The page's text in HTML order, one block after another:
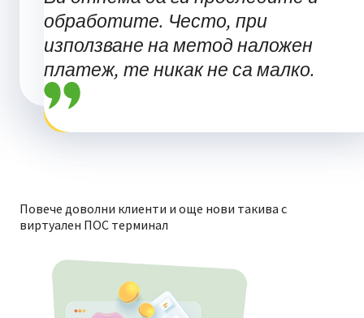
обработите. Често, при
използване на метод наложен
платеж, те никак не са малко.
Повече доволни клиенти и още нови такива с
виртуален ПОС терминал